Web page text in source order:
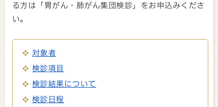
る方は「胃がん・肺がん集団検診」をお申込みくださ
い。
対象者
検診項目
検診結果について
検診日程